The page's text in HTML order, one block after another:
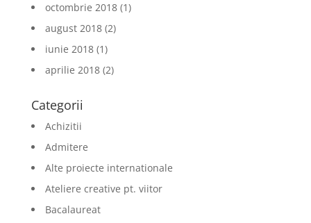
octombrie 2018(1)
august 2018(2)
iunie 2018(1)
aprilie 2018(2)
Categorii
Achizitii
Admitere
Alte proiecte internationale
Ateliere creative pt. viitor
Bacalaureat